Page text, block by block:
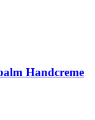
Handcreme